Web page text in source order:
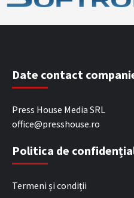
Date contact
Press House Media SRL
office@presshouse.ro
Politica de
Termeni și condiții